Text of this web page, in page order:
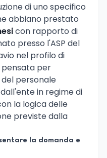
di uno specifico
abbiano prestato
con rapporto di
presso l'ASP del
nel profilo di
pensata per
personale
in regime di
la logica delle
previste dalla
la domanda e